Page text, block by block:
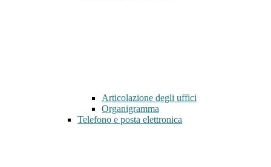
Articolazione degli uffici
Organigramma
Telefono e posta elettronica